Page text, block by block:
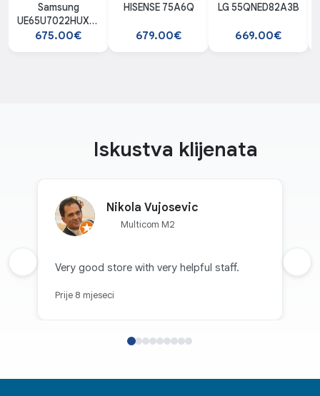
Samsung
UE65U7022HUXXH
Crystal UHD
675.00€
HISENSE 75A6Q
679.00€
LG 55QNED82A3B
669.00€
Iskustva klijenata
Nikola Vujosevic
Multicom M2
Very good store with very helpful staff.
Prije 8 mjeseci
Prethodna recenzija